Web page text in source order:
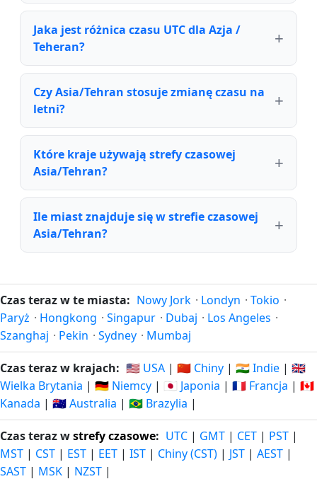
Jaka jest różnica czasu UTC dla Azja /
Teheran?
Czy Asia/Tehran stosuje zmianę czasu na
letni?
Które kraje używają strefy czasowej
Asia/Tehran?
Ile miast znajduje się w strefie czasowej
Asia/Tehran?
Czas teraz w te miasta: Nowy Jork · Londyn · Tokio ·
Paryż · Hongkong · Singapur · Dubaj · Los Angeles ·
Szanghaj · Pekin · Sydney · Mumbaj
Czas teraz w krajach: 🇺🇸 USA | 🇨🇳 Chiny | 🇮🇳 Indie | 🇬🇧
Wielka Brytania | 🇩🇪 Niemcy | 🇯🇵 Japonia | 🇫🇷 Francja | 🇨🇦
Kanada | 🇦🇺 Australia | 🇧🇷 Brazylia |
Czas teraz wstrefy czasowe: UTC | GMT | CET | PST |
MST | CST | EST | EET | IST | Chiny (CST) | JST | AEST |
SAST | MSK | NZST |